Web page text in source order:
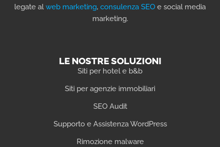
legate alweb marketing, consulenza SEO e social media
marketing.
LE NOSTRE SOLUZIONI
Siti per hotel e b&b
Siti per agenzie immobiliari
SEO Audit
Supporto e Assistenza WordPress
Rimozione malware